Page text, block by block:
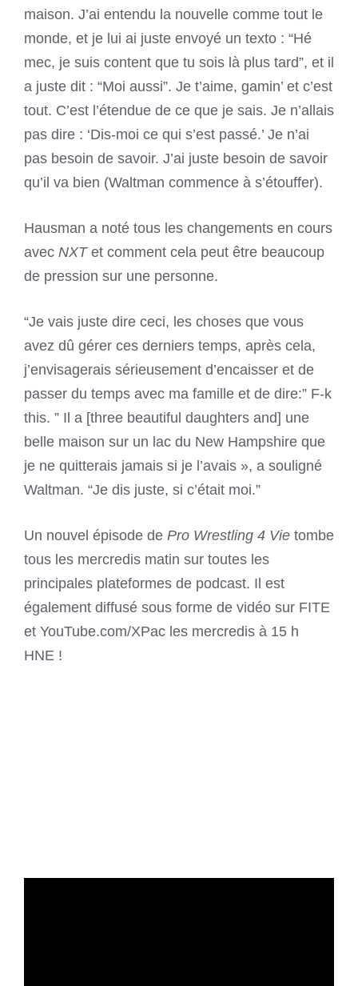
maison. J’ai entendu la nouvelle comme tout le
monde, et je lui ai juste envoyé un texto : “Hé
mec, je suis content que tu sois là plus tard”, et il
a juste dit : “Moi aussi”. Je t’aime, gamin’ et c’est
tout. C’est l’étendue de ce que je sais. Je n’allais
pas dire : ‘Dis-moi ce qui s’est passé.’ Je n’ai
pas besoin de savoir. J’ai juste besoin de savoir
qu’il va bien (Waltman commence à s’étouffer).
Hausman a noté tous les changements en cours
avec NXTet comment cela peut être beaucoup
de pression sur une personne.
“Je vais juste dire ceci, les choses que vous
avez dû gérer ces derniers temps, après cela,
j’envisagerais sérieusement d’encaisser et de
passer du temps avec ma famille et de dire:” F-k
this. ” Il a [three beautiful daughters and] une
belle maison sur un lac du New Hampshire que
je ne quitterais jamais si je l’avais », a souligné
Waltman. “Je dis juste, si c’était moi.”
Un nouvel épisode de Pro Wrestling 4 Vie tombe
tous les mercredis matin sur toutes les
principales plateformes de podcast. Il est
également diffusé sous forme de vidéo sur FITE
et YouTube.com/XPac les mercredis à 15 h
HNE !